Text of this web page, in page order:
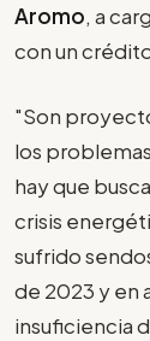
Aromo, a
con un
"Son
los
hay que
crisis
sufrido
de 2023 y en
insuficiencia